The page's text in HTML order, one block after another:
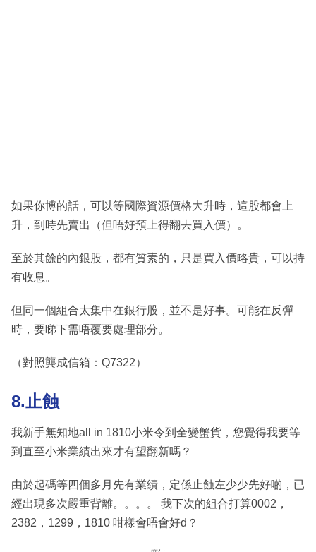
如果你博的話，可以等國際資源價格大升時，這股都會上
升，到時先賣出（但唔好預上得翻去買入價）。
至於其餘的內銀股，都有質素的，只是買入價略貴，可以持
有收息。
但同一個組合太集中在銀行股，並不是好事。可能在反彈
時，要睇下需唔覆要處理部分。
（對照龔成信箱：Q7322）
8.止蝕
我新手無知地all in 1810小米令到全變蟹貨，您覺得我要等
到直至小米業績出來才有望翻新嗎？
由於起碼等四個多月先有業績，定係止蝕左少少先好啲，已
經出現多次嚴重背離。。。。 我下次的組合打算0002，
2382，1299，1810 咁樣會唔會好d？